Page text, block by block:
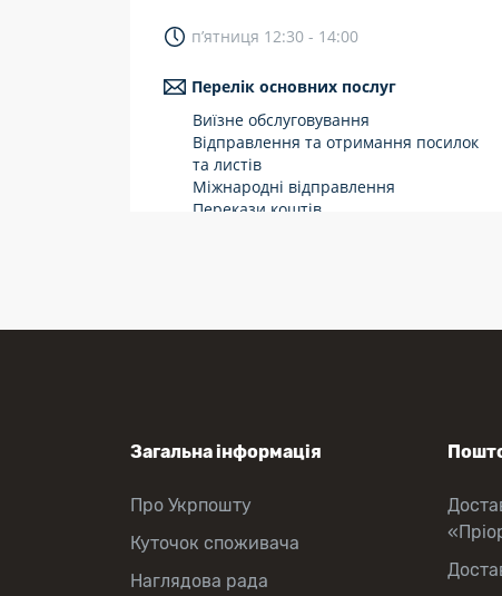
п’ятниця 12:30 - 14:00
Перелік основних послуг
Виїзне обслуговування
Відправлення та отримання посилок
та листів
Міжнародні відправлення
Перекази коштів
Загальна інформація
Про Укрпошту
Куточок споживача
Наглядова рада